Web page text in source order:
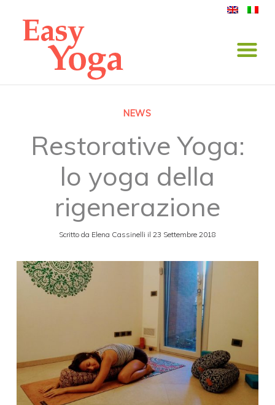
NEWS
Restorative Yoga:
lo yoga della
rigenerazione
Scritto da Elena Cassinelli il 23 Settembre 2018